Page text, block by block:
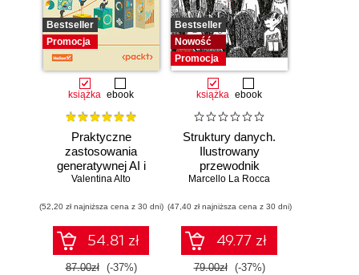
Bestseller
Promocja
książka ebook
Praktyczne
zastosowania
generatywnej AI i
ChatGPT.
potencjał inżynierii
promptów z
technologiami
OpenAI dla
zwiększenia
Valentina Alto
(52,20 zł najniższa cena z 30 dni)
54.81 zł
87.00zł (-37%)
Bestseller
Nowość
Promocja
książka ebook
Struktury danych.
Ilustrowany
przewodnik
Marcello La Rocca
(47,40 zł najniższa cena z 30 dni)
49.77 zł
79.00zł (-37%)